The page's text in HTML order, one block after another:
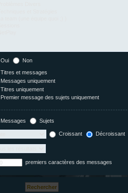
Oui Non
Titres et messages
Messages uniquement
Titres uniquement
Premier message des sujets uniquement
Messages Sujets
Croissant Décroissant
premiers caractères des messages